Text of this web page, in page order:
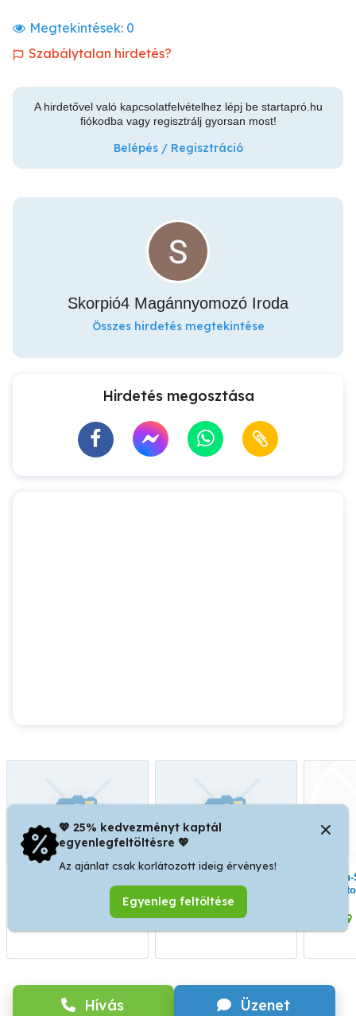
Megtekintések: 0
Szabálytalan hirdetés?
A hirdetővel való kapcsolatfelvételhez lépj be startapró.hu
fiókodba vagy regisztrálj gyorsan most!
Belépés / Regisztráció
Hívás Üzenet
Skorpió4 Magánnyomozó Iroda
Összes hirdetés megtekintése
Hirdetés megosztása
fűtésrendszer
átmosás,vegyszeres
padlófűtés tisztítása
06309389713
Vác
💖 25% kedvezményt kaptál
egyenlegfeltöltésre 💖
Az ajánlat csak korlátozott ideig érvényes!
Egyenleg feltöltése